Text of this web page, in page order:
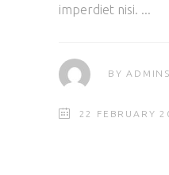
imperdiet nisi.
BY
22 FEBRUARY